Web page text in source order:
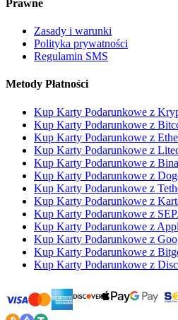
Prawne
Zasady i warunki
Polityka prywatności
Regulamin SMS
Metody Płatności
Kup Karty Podarunkowe z
Kup Karty Podarunkowe z
Kup Karty Podarunkowe z
Kup Karty Podarunkowe z
Kup Karty Podarunkowe z
Kup Karty Podarunkowe z
Kup Karty Podarunkowe z
Kup Karty Podarunkowe z
Kup Karty Podarunkowe z
Kup Karty Podarunkowe z
Kup Karty Podarunkowe z
Kup Karty Podarunkowe z
Kup Karty Podarunkowe z